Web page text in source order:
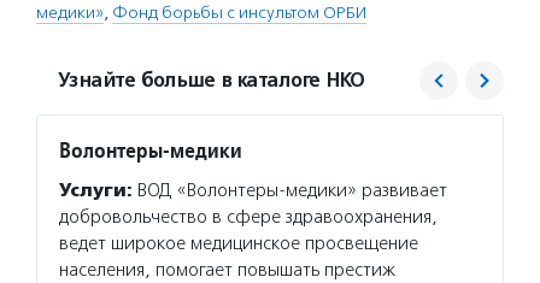
медики», Фонд борьбы с инсультом ОРБИ
Узнайте больше в каталоге НКО
Волонтеры-медики
Услуги: ВОД «Волонтеры-медики» развивает
добровольчество в сфере здравоохранения,
ведет широкое медицинское просвещение
населения, помогает повышать престиж